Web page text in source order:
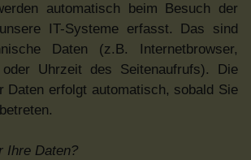
automatisch beim Besuch der
IT-Systeme erfasst. Das sind
Daten (z.B. Internetbrowser,
oder Uhrzeit des Seitenaufrufs). Die
Daten erfolgt automatisch, sobald Sie
Ihre Daten?